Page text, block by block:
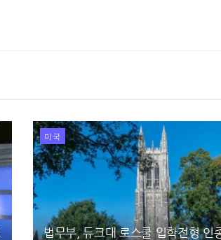
미국
법무부, 듀크대 로스쿨 입학전형 인